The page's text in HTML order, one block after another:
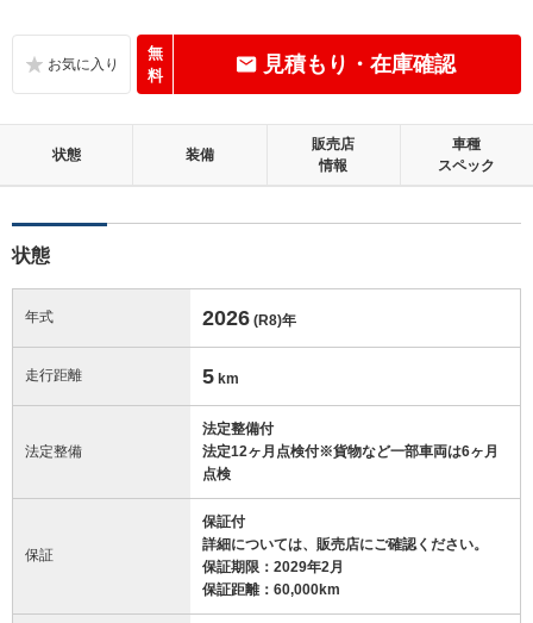
無
料
見積もり・在庫確認
状態 装備
販売店
情報
車種
スペック
状態
年式 2026 (R8)年
走行距離 5 km
法定整備
法定整備付
法定12ヶ月点検付※貨物など一部車両は6ヶ月
点検
保証
保証付
詳細については、販売店にご確認ください。
保証期限：2029年2月
保証距離：60,000km